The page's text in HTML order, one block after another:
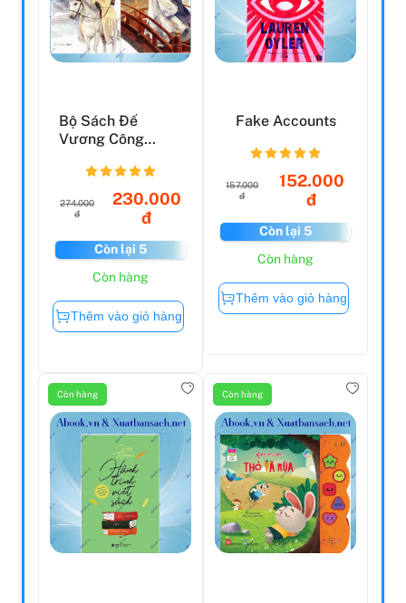
Bộ Sách Đế
Vương Công
Tập 5 (Bộ 2 C...
274.000
đ
230.000
đ
Còn lại 5
Còn hàng
Thêm vào giỏ hàng
Fake Accounts
157.000
đ
152.000
đ
Còn lại 5
Còn hàng
Thêm vào giỏ hàng
Còn hàng Còn hàng